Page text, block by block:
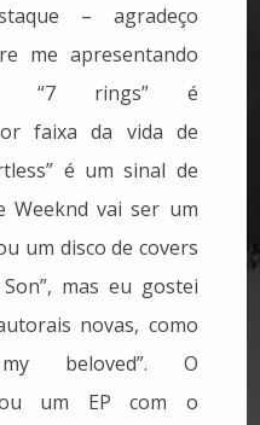
– agradeço
me apresentando
“7 rings” é
faixa da vida de
é um sinal de
Weeknd vai ser um
um disco de covers
mas eu gostei
novas, como
beloved”. O
um EP com o